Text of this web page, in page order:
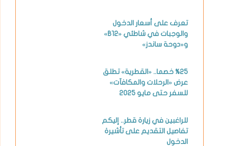
تعرف على أسعار الدخول
والوجبات في شاطئي «B12»
و«دوحة ساندز»
%25 خصما.. «القطرية» تطلق
عرض «الرحلات والمكافآت»
للسفر حتى مايو 2025
للراغبين في زيارة قطر.. إليكم
تفاصيل التقديم على تأشيرة
الدخول